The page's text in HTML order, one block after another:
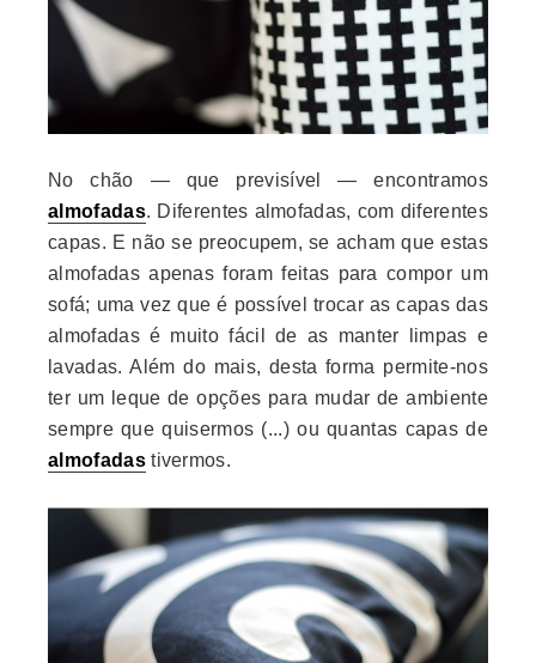
No chão — que previsível — encontramos
almofadas. Diferentes almofadas, com diferentes
capas. E não se preocupem, se acham que estas
almofadas apenas foram feitas para compor um
sofá; uma vez que é possível trocar as capas das
almofadas é muito fácil de as manter limpas e
lavadas. Além do mais, desta forma permite-nos
ter um leque de opções para mudar de ambiente
sempre que quisermos (...) ou quantas capas de
almofadastivermos.